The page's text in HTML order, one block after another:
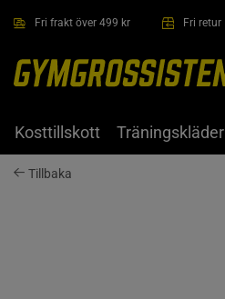
Fri frakt över 499 kr Fri retur
Kosttillskott Träningskläder
Tillbaka